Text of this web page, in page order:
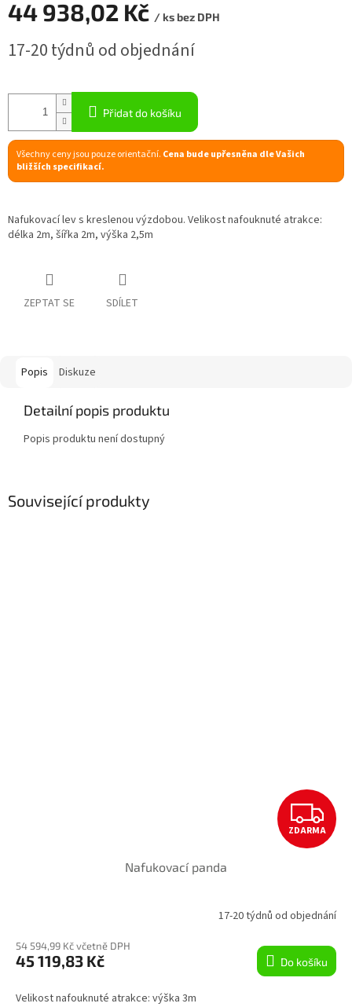
44 938,02 Kč / ks bez DPH
cena:
17-20 týdnů od objednání
Přidat do košíku
Všechny ceny jsou pouze orientační. Cena bude upřesněna dle Vašich
bližších specifikací.
Nafukovací lev s kreslenou výzdobou. Velikost nafouknuté atrakce:
délka 2m, šířka 2m, výška 2,5m
ZEPTAT SE SDÍLET
Popis Diskuze
Detailní popis produktu
Popis produktu není dostupný
Související produkty
Z
D
R
M
A
ZDARMA
Nafukovací panda
17-20 týdnů od objednání
54 594,99 Kč včetně DPH
45 119,83 Kč Do košíku
Velikost nafouknuté atrakce: výška 3m